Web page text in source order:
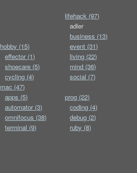
hobby (15)
effector (1)
shoecare (5)
cycling (4)
lifehack (97)
adler
business (13)
event (31)
living (22)
mind (36)
social (7)
mac (47)
apps (5)
automator (3)
omnifocus (38)
terminal (9)
prog (22)
coding (4)
debug (2)
ruby (8)